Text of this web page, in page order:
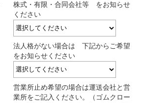
株式・有限・合同会社等 をお知らせ
ください
法人格がない場合は 下記からご希望
をお知らせください
営業所止め希望の場合は運送会社と営
業所をご記入ください。（ゴムクロー